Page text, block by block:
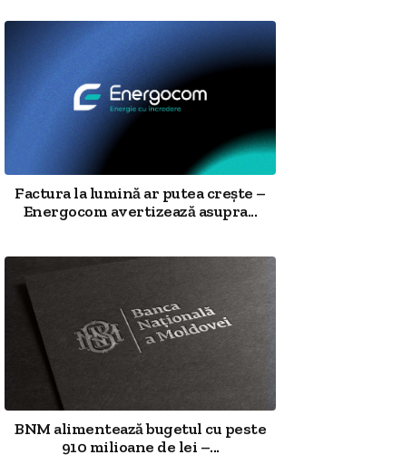
Factura la lumină ar putea crește –
Energocom avertizează asupra...
BNM alimentează bugetul cu peste
910 milioane de lei –...